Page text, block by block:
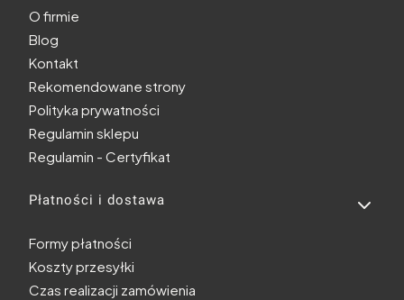
O firmie
Blog
Kontakt
Rekomendowane strony
Polityka prywatności
Regulamin sklepu
Regulamin - Certyfikat
Płatności i dostawa
Formy płatności
Koszty przesyłki
Czas realizacji zamówienia